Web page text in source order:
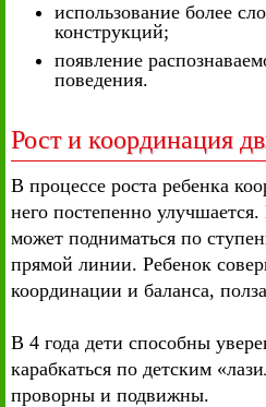
использование более
конструкций;
появление
поведения.
Рост и координация
В процессе роста ребенка
него постепенно
может подниматься по
прямой линии. Ребенок
координации и баланса,
В 4 года дети способны
карабкаться по детским
проворны и подвижны.